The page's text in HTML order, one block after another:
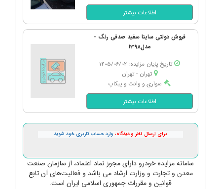
اطلاعات بیشتر
فروش دولتی ساینا سفید صدفی رنگ -
مدل1398
تاریخ پایان مزایده: 1405/06/02
تهران - تهران
سواری و وانت و پیکاپ
اطلاعات بیشتر
برای ارسال نظر و دیدگاه، وارد حساب کاربری خود شوید
سامانه مزایده خودرو دارای مجوز نماد اعتماد، از سازمان صنعت
معدن و تجارت و وزارت ارشاد می باشد و فعالیت‌های آن تابع
قوانین و مقررات جمهوری اسلامی ایران است.